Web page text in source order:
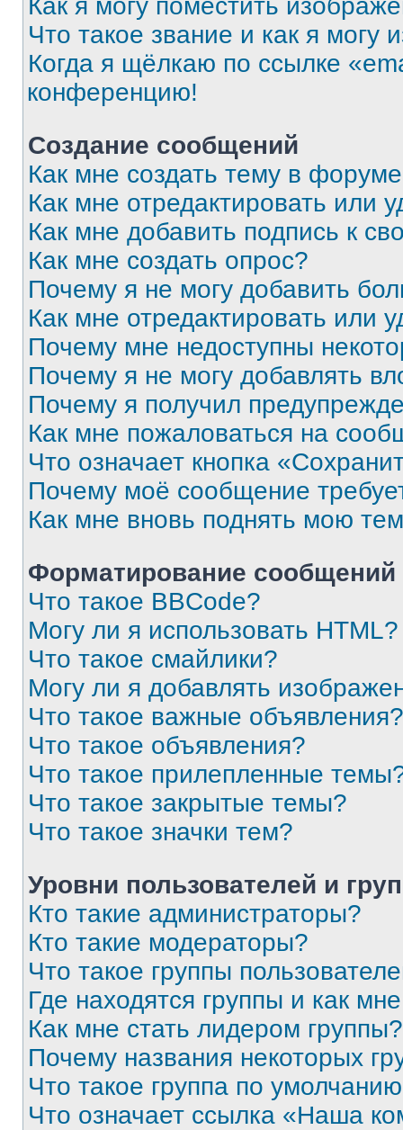
Как я могу поместить
Что такое звание и как я могу
Когда я щёлкаю по ссылке
конференцию!
Создание сообщений
Как мне создать тему в
Как мне отредактировать или
Как мне добавить подпись к
Как мне создать опрос?
Почему я не могу добавить
Как мне отредактировать или
Почему мне недоступны
Почему я не могу добавлять
Почему я получил
Как мне пожаловаться на
Что означает кнопка
Почему моё сообщение
Как мне вновь поднять мою
Форматирование
Что такое BBCode?
Могу ли я использовать HTML?
Что такое смайлики?
Могу ли я добавлять
Что такое важные объявления?
Что такое объявления?
Что такое прилепленные
Что такое закрытые темы?
Что такое значки тем?
Уровни пользователей и
Кто такие администраторы?
Кто такие модераторы?
Что такое группы
Где находятся группы и как
Как мне стать лидером группы?
Почему названия некоторых
Что такое группа по
Что означает ссылка «Наша